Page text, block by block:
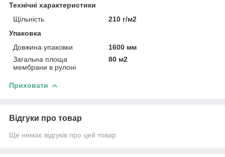
Технічні характеристики
Щільність
210 г/м2
Упаковка
Довжина упаковки
1600 мм
Загальна площа
мембрани в рулоні
80 м2
Приховати
Відгуки про товар
Ще немає відгуків про цей товар